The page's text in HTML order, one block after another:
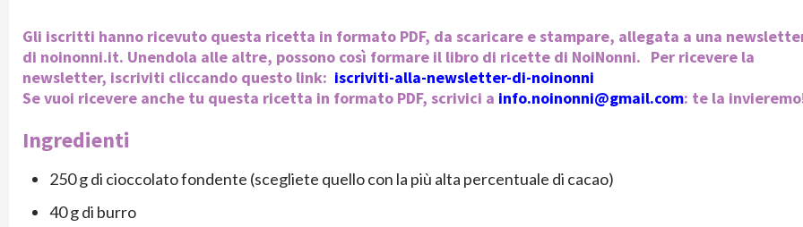
Gli iscritti hanno ricevuto questa ricetta in formato PDF, da scaricare e stampare, allegata a una
di noinonni.it. Unendola alle altre, possono così formare il libro di ricette di NoiNonni. Per ricevere la
newsletter, iscriviti cliccando questo link: iscriviti-alla-newsletter-di-noinonni
Se vuoi ricevere anche tu questa ricetta in formato PDF, scrivici a info.noinonni@gmail.com: te la
Ingredienti
250 g di cioccolato fondente (scegliete quello con la più alta percentuale di cacao)
40 g di burro